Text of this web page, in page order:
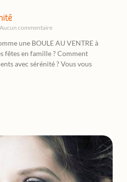
commentaire
une BOULE AU VENTRE à
fêtes en famille ? Comment
avec sérénité ? Vous vous